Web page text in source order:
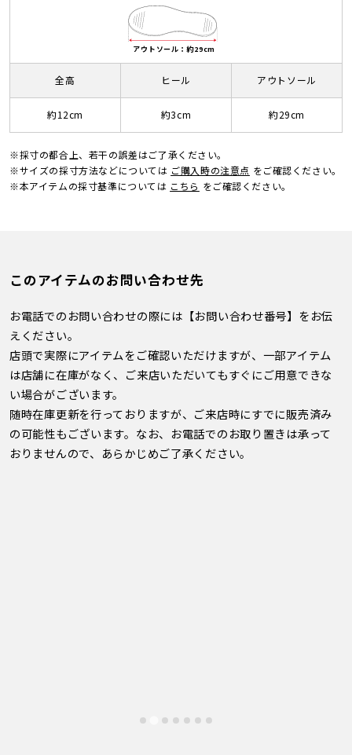
アウトソール：約29cm
全高
約12cm
ヒール
約3cm
アウトソール
約29cm
※採寸の都合上、若干の誤差はご了承ください。
※サイズの採寸方法などについては ご購入時の注意点 をご確認ください。
※本アイテムの採寸基準については こちら をご確認ください。
このアイテムのお問い合わせ先
お電話でのお問い合わせの際には【お問い合わせ番号】をお伝
えください。
店頭で実際にアイテムをご確認いただけますが、一部アイテム
は店舗に在庫がなく、ご来店いただいてもすぐにご用意できな
い場合がございます。
随時在庫更新を行っておりますが、ご来店時にすでに販売済み
の可能性もございます。なお、お電話でのお取り置きは承って
おりませんので、あらかじめご了承ください。